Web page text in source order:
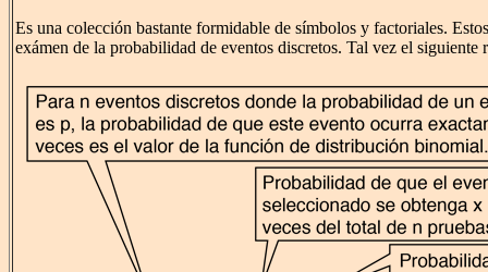
Es una colección bastante formidable de símbolos y factoriales.
exámen de la probabilidad de eventos discretos. Tal vez el siguiente